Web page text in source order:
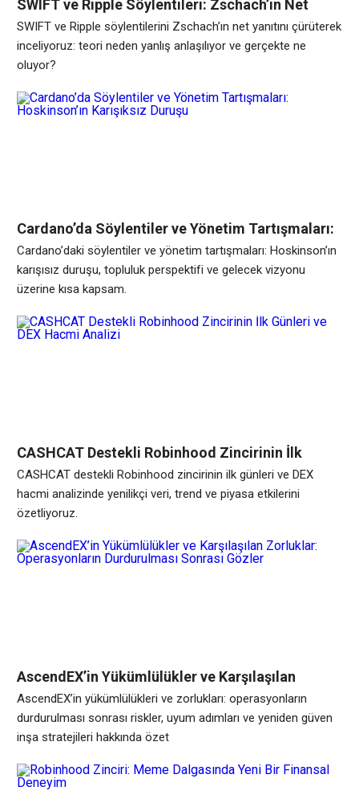
SWIFT ve Ripple Söylentileri: Zschach’ın Net
Yanıtıyla Çürülen Bir Teori
SWIFT ve Ripple söylentilerini Zschach’ın net yanıtını çürüterek
inceliyoruz: teori neden yanlış anlaşılıyor ve gerçekte ne
oluyor?
Cardano’da Söylentiler ve Yönetim Tartışmaları:
Hoskinson’ın Karışıksız Duruşu
Cardano’daki söylentiler ve yönetim tartışmaları: Hoskinson’ın
karışısız duruşu, topluluk perspektifi ve gelecek vizyonu
üzerine kısa kapsam.
CASHCAT Destekli Robinhood Zincirinin İlk
Günleri ve DEX Hacmi Analizi
CASHCAT destekli Robinhood zincirinin ilk günleri ve DEX
hacmi analizinde yenilikçi veri, trend ve piyasa etkilerini
özetliyoruz.
AscendEX’in Yükümlülükler ve Karşılaşılan
Zorluklar: Operasyonların Durdurulması Sonrası
Gözler
AscendEX’in yükümlülükleri ve zorlukları: operasyonların
durdurulması sonrası riskler, uyum adımları ve yeniden güven
inşa stratejileri hakkında özet